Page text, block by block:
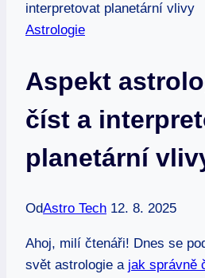
interpretovat planetární vlivy
Astrologie
Aspekt
číst a
planetární
OdAstro Tech 12. 8. 2025
Ahoj, milí čtenáři! Dnes se
svět astrologie a jak správně